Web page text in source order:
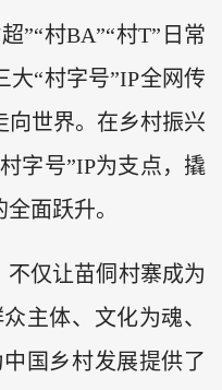
”“村BA”“村T”日常
大“村字号”IP全网传
向世界。在乡村振兴
字号”IP为支点，撬
面跃升。
仅让苗侗村寨成为
主体、文化为魂、
国乡村发展提供了